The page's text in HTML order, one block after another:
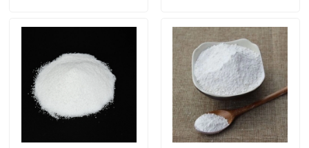
संपर्क करें
समाचार
एक उद्धरण का अनुरोध करें